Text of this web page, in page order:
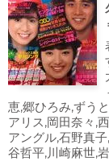
恵,郷ひろみ,ずう
アリス,岡田奈々,
アングル,石野真
谷哲平,川崎麻世,